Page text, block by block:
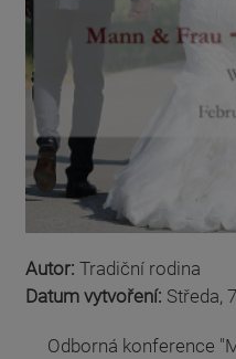
Autor: Tradiční rodina
Datum vytvoření: Středa,
Odborná konference